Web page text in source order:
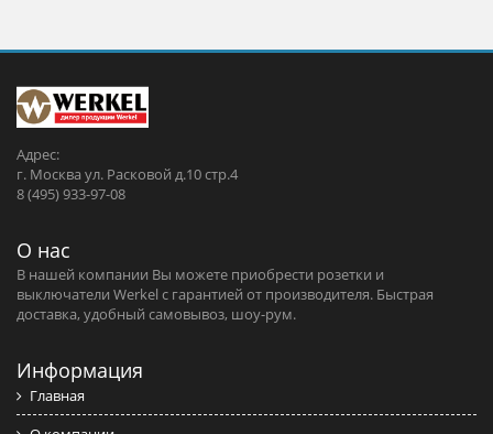
Адрес:
г. Москва ул. Расковой д.10 стр.4
8 (495) 933-97-08
О нас
В нашей компании Вы можете приобрести розетки и
выключатели Werkel c гарантией от производителя. Быстрая
доставка, удобный самовывоз, шоу-рум.
Информация
Главная